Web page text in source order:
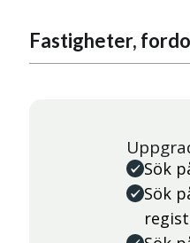
Fastigheter,
Sök
Sök